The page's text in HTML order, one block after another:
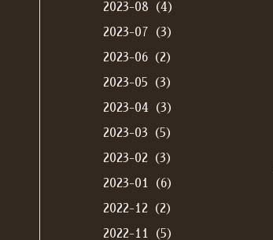
2023-08（4）
2023-07（3）
2023-06（2）
2023-05（3）
2023-04（3）
2023-03（5）
2023-02（3）
2023-01（6）
2022-12（2）
2022-11（5）